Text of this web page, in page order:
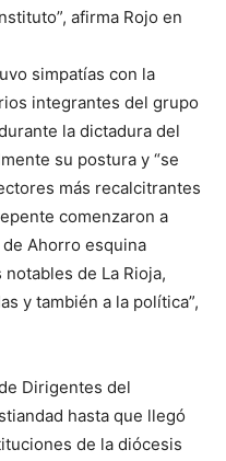
afirma Rojo en
simpatías con la
integrantes del grupo
la dictadura del
su postura y “se
más recalcitrantes
comenzaron a
Ahorro esquina
de La Rioja,
y también a la política”,
Dirigentes del
hasta que llegó
de la diócesis